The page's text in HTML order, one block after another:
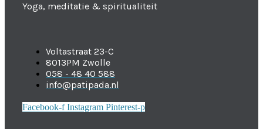
Yoga, meditatie & spiritualiteit
Voltastraat 23-C
8013PM Zwolle
058 - 48 40 588
info@patipada.nl
Facebook-f Instagram Pinterest-p